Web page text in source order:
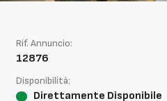
Rif. Annuncio:
12876
Disponibilità:
Direttamente Disponibile